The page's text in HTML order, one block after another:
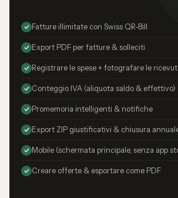
Fatture illimitate con Swiss QR-Bill
Export PDF per fatture & solleciti
Registrare le spese + fotografare le
Conteggio IVA (aliquota saldo & effettivo)
Promemoria intelligenti & notifiche
Export ZIP giustificativi & chiusura
Mobile (schermata principale, senza app
Creare offerte & esportare come PDF